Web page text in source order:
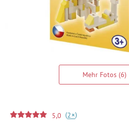
Mehr Fotos (6)
5,0 (2+)